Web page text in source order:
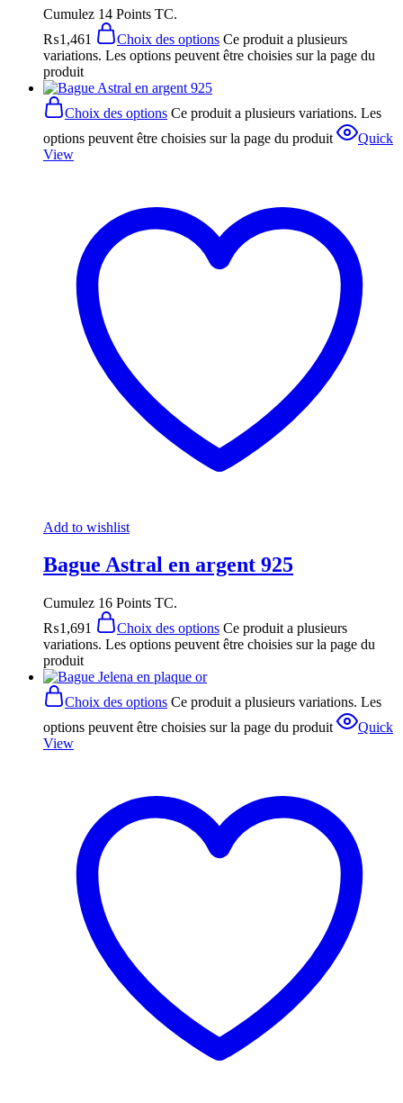
Cumulez 14 Points TC.
₨1,461 Choix des options Ce produit a plusieurs
variations. Les options peuvent être choisies sur la page du
produit
Choix des options Ce produit a plusieurs variations. Les
options peuvent être choisies sur la page du produit
Quick
View
Add to wishlist
Bague Astral en argent 925
Cumulez 16 Points TC.
₨1,691 Choix des options Ce produit a plusieurs
variations. Les options peuvent être choisies sur la page du
produit
Choix des options Ce produit a plusieurs variations. Les
options peuvent être choisies sur la page du produit
Quick
View